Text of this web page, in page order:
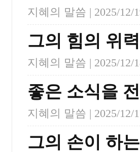
지혜의 말씀 | 2025/12/
그의 힘의 위
지혜의 말씀 | 2025/12/
좋은 소식을
지혜의 말씀 | 2025/12/
그의 손이 하